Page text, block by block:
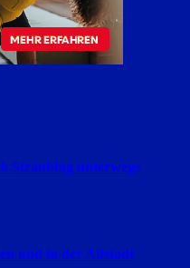
Straubing unterwegs
und in der Altstadt